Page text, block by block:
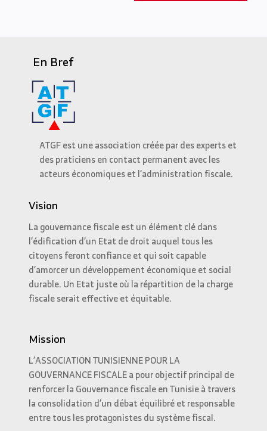
En Bref
ATGF est une association créée par des experts et
des praticiens en contact permanent avec les
acteurs économiques et l’administration fiscale.
Vision
La gouvernance fiscale est un élément clé dans
l’édification d’un Etat de droit auquel tous les
citoyens feront confiance et qui soit capable
d’amorcer un développement économique et social
durable. Un Etat juste où la répartition de la charge
fiscale serait effective et équitable.
Mission
L’ASSOCIATION TUNISIENNE POUR LA
GOUVERNANCE FISCALE a pour objectif principal de
renforcer la Gouvernance fiscale en Tunisie à travers
la consolidation d’un débat équilibré et responsable
entre tous les protagonistes du système fiscal.